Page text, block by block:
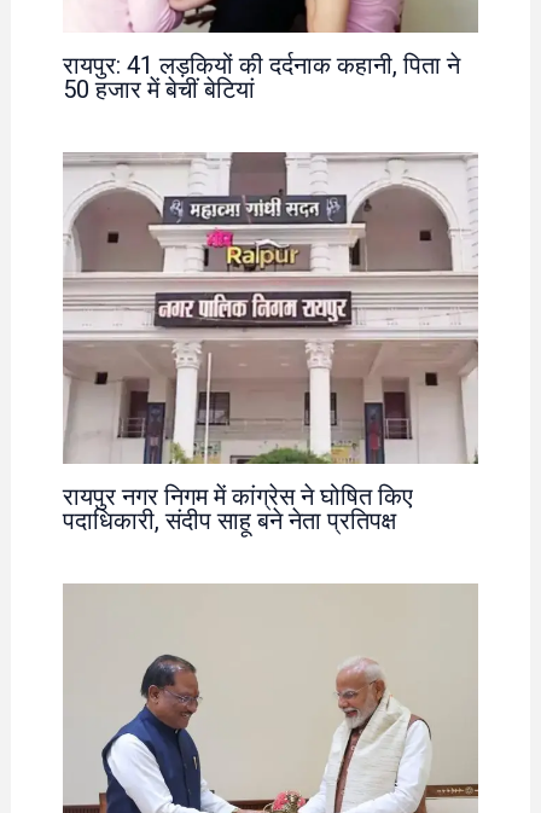
रायपुर: 41 लड़कियों की दर्दनाक कहानी, पिता ने
50 हजार में बेचीं बेटियां
रायपुर नगर निगम में कांग्रेस ने घोषित किए
पदाधिकारी, संदीप साहू बने नेता प्रतिपक्ष